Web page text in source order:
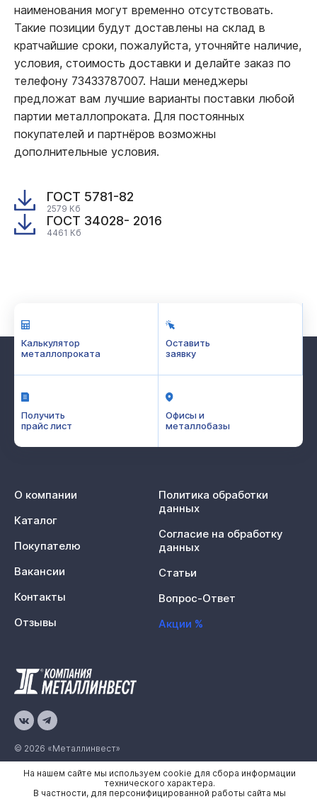
наименования могут временно отсутствовать.
Такие позиции будут доставлены на склад в
кратчайшие сроки, пожалуйста, уточняйте наличие,
условия, стоимость доставки и делайте заказ по
телефону 73433787007. Наши менеджеры
предложат вам лучшие варианты поставки любой
партии металлопроката. Для постоянных
покупателей и партнёров возможны
дополнительные условия.
ГОСТ 5781-82
2579 Кб
ГОСТ 34028- 2016
4461 Кб
Калькулятор
металлопроката
Оставить
заявку
Получить
прайс лист
Офисы и
металлобазы
© 2026 «Металлинвест»
Политика конфиденциальности
О компании
Каталог
Покупателю
Вакансии
Контакты
Отзывы
Политика обработки
данных
Согласие на обработку
данных
Статьи
Вопрос-Ответ
Акции %
На нашем сайте мы используем cookie для сбора информации
технического характера.
В частности, для персонифицированной работы сайта мы